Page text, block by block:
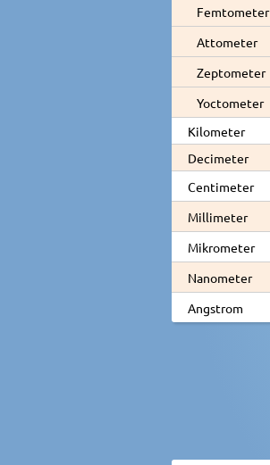
Femtometer
Attometer
Zeptometer
Yoctometer
Kilometer
Decimeter
Centimeter
Millimeter
Mikrometer
Nanometer
Angstrom